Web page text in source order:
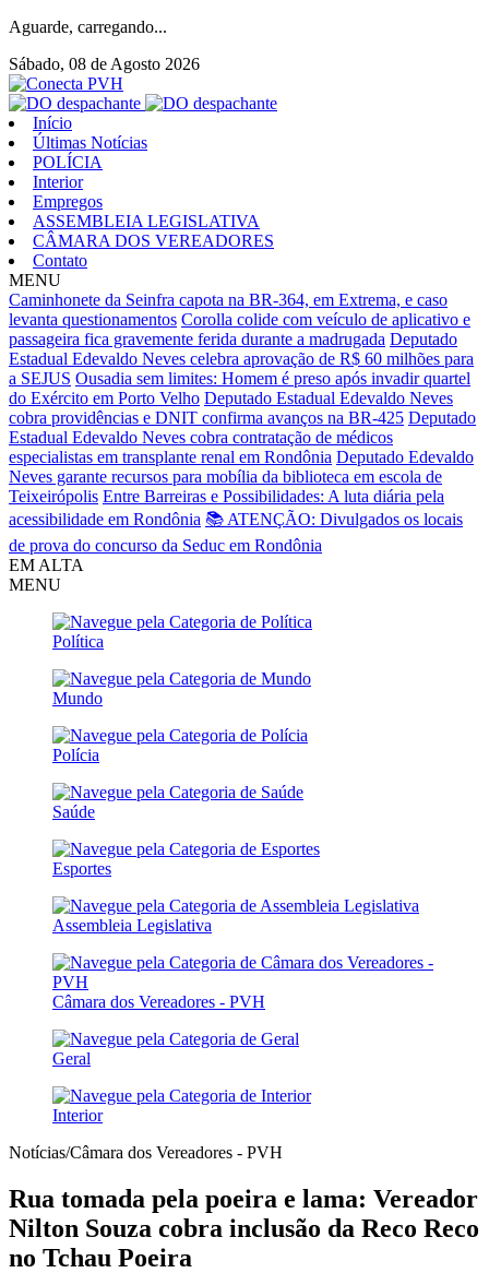
Aguarde, carregando...
Sábado, 08 de Agosto 2026
Início
Últimas Notícias
POLÍCIA
Interior
Empregos
ASSEMBLEIA LEGISLATIVA
CÂMARA DOS VEREADORES
Contato
MENU
Caminhonete da Seinfra capota na BR-364, em Extrema, e caso
levanta questionamentos Corolla colide com veículo de aplicativo e
passageira fica gravemente ferida durante a madrugada Deputado
Estadual Edevaldo Neves celebra aprovação de R$ 60 milhões para
a SEJUS Ousadia sem limites: Homem é preso após invadir quartel
do Exército em Porto Velho Deputado Estadual Edevaldo Neves
cobra providências e DNIT confirma avanços na BR-425 Deputado
Estadual Edevaldo Neves cobra contratação de médicos
especialistas em transplante renal em Rondônia Deputado Edevaldo
Neves garante recursos para mobília da biblioteca em escola de
Teixeirópolis Entre Barreiras e Possibilidades: A luta diária pela
acessibilidade em Rondônia 📚 ATENÇÃO: Divulgados os locais
de prova do concurso da Seduc em Rondônia
EM ALTA
MENU
Política
Mundo
Polícia
Saúde
Esportes
Assembleia Legislativa
Câmara dos Vereadores - PVH
Geral
Interior
Notícias/Câmara dos Vereadores - PVH
Rua tomada pela poeira e lama: Vereador
Nilton Souza cobra inclusão da Reco Reco
no Tchau Poeira